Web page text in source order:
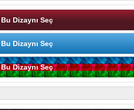
Bu Dizaynı Seç
Bu Dizaynı Seç
Bu Dizaynı Seç